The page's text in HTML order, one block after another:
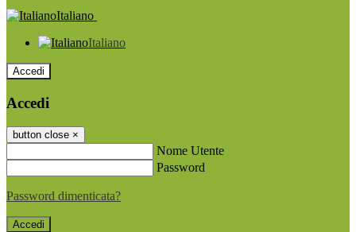
Italiano
Italiano
Accedi
Accedi
button close ×
Nome Utente
Password
Password dimenticata?